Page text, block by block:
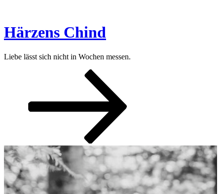
springen
Härzens Chind
Liebe lässt sich nicht in Wochen messen.